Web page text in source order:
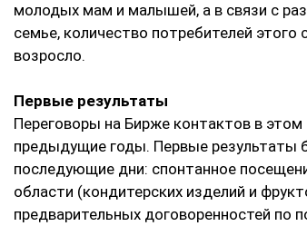
молодых мам и малышей, а в связи с
семье, количество потребителей этого
возросло.
Первые результаты
Переговоры на Бирже контактов в
предыдущие годы. Первые результаты
последующие дни: спонтанное
области (кондитерских изделий и
предварительных договоренностей по